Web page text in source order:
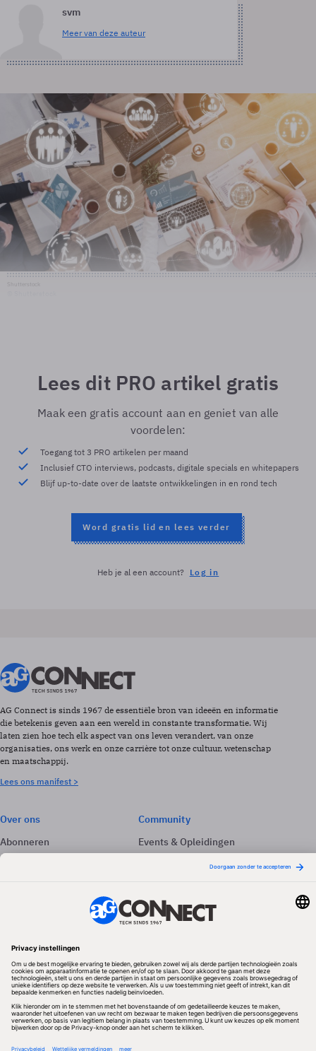
svm
Meer van deze auteur
Lees dit PRO artikel gratis
Maak een gratis account aan en geniet van alle
voordelen:
Toegang tot 3 PRO artikelen per maand
Inclusief CTO interviews, podcasts, digitale specials en whitepapers
Blijf up-to-date over de laatste ontwikkelingen in en rond tech
Word gratis lid en lees verder
Heb je al een account? Log in
AG Connect is sinds 1967 de essentiële bron van ideeën en informatie
die betekenis geven aan een wereld in constante transformatie. Wij
laten zien hoe tech elk aspect van ons leven verandert, van onze
organisaties, ons werk en onze carrière tot onze cultuur, wetenschap
en maatschappij.
Lees ons manifest >
Over ons
Abonneren
Adverteren
Community
Events & Opleidingen
Nieuwsbrieven
Volg ons
Redactionele partner